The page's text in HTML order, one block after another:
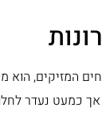
המזיקים, הוא
כמעט נעדר